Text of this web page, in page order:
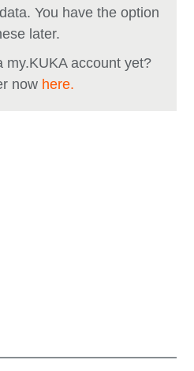
You have the option
later.
my.KUKA account yet?
now here.